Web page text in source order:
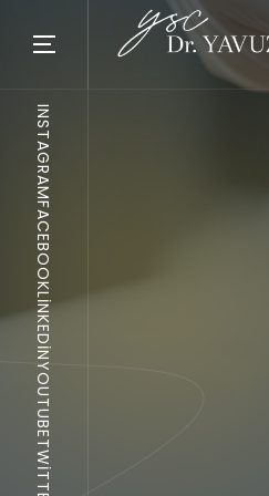
INSTAGRAM
FACEBOOK
LINKEDIN
YOUTUBE
TWITTER